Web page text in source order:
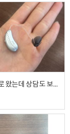
[ “친구 소개로 왔는데 상담도 보청기도 너무 만족해요” ] – 오르빗 V1 착용 후기